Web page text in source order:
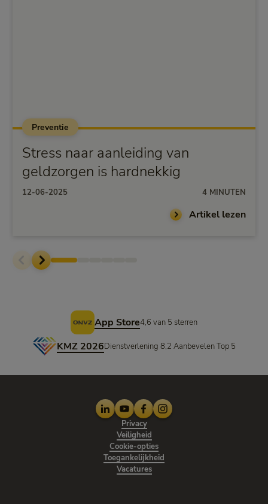
Preventie
Stress naar aanleiding van
geldzorgen is hardnekkig
12-06-2025 4 MINUTEN
Artikel lezen
App Store4,6 van 5 sterren
KMZ 2026Dienstverlening 8,2 Aanbevelen Top 5
LinkedIn
YoutubeFacebook
Instagram
Privacy
Veiligheid
Cookie-opties
Toegankelijkheid
Vacatures